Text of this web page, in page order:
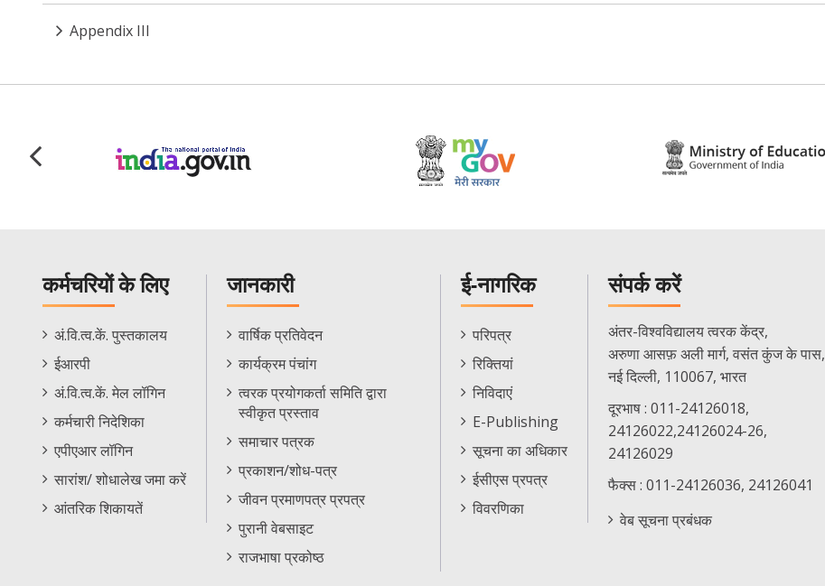
Appendix III
कर्मचरियों के लिए
Staff
Footer
Menu
अं.वि.त्व.कें. पुस्तकालय
ईआरपी
अं.वि.त्व.कें. मेल लॉगिन
कर्मचारी निदेशिका
एपीएआर लॉगिन
सारांश/ शोधालेख जमा करें
आंतरिक शिकायतें
जानकारी
Informations
Menu
वार्षिक प्रतिवेदन
कार्यक्रम पंचांग
त्वरक प्रयोगकर्ता समिति द्वारा
स्वीकृत प्रस्ताव
समाचार पत्रक
प्रकाशन/शोध-पत्र
जीवन प्रमाणपत्र प्रपत्र
पुरानी वेबसाइट
राजभाषा प्रकोष्ठ
ई-नागरिक
E-
Citizen
Menu
परिपत्र
रिक्तियां
निविदाएं
E-Publishing
सूचना का अधिकार
ईसीएस प्रपत्र
विवरणिका
संपर्क करें
अंतर-विश्वविद्यालय त्वरक केंद्र,
अरुणा आसफ़ अली मार्ग, वसंत कुंज के पास,
नई दिल्ली, 110067, भारत
दूरभाष : 011-24126018,
24126022,24126024-26,
24126029
फैक्स : 011-24126036, 24126041
वेब सूचना प्रबंधक